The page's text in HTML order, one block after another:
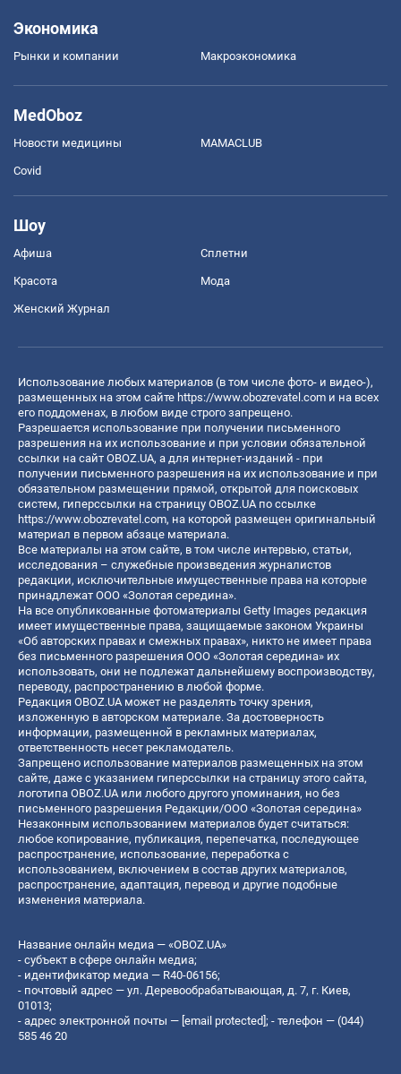
Экономика
Рынки и компании Mакроэкономика
MedOboz
Новости медицины MAMACLUB
Covid
Шоу
Афиша Сплетни
Красота Мода
Женский Журнал
Использование любых материалов (в том числе фото- и видео-),
размещенных на этом сайте https://www.obozrevatel.com и на всех
его поддоменах, в любом виде строго запрещено.
Разрешается использование при получении письменного
разрешения на их использование и при условии обязательной
ссылки на сайт OBOZ.UA, а для интернет-изданий - при
получении письменного разрешения на их использование и при
обязательном размещении прямой, открытой для поисковых
систем, гиперссылки на страницу OBOZ.UA по ссылке
https://www.obozrevatel.com, на которой размещен оригинальный
материал в первом абзаце материала.
Все материалы на этом сайте, в том числе интервью, статьи,
исследования – служебные произведения журналистов
редакции, исключительные имущественные права на которые
принадлежат ООО «Золотая середина».
На все опубликованные фотоматериалы Getty Images редакция
имеет имущественные права, защищаемые законом Украины
«Об авторских правах и смежных правах», никто не имеет права
без письменного разрешения ООО «Золотая середина» их
использовать, они не подлежат дальнейшему воспроизводству,
переводу, распространению в любой форме.
Редакция OBOZ.UA может не разделять точку зрения,
изложенную в авторском материале. За достоверность
информации, размещенной в рекламных материалах,
ответственность несет рекламодатель.
Запрещено использование материалов размещенных на этом
сайте, даже с указанием гиперссылки на страницу этого сайта,
логотипа OBOZ.UA или любого другого упоминания, но без
письменного разрешения Редакции/ООО «Золотая середина»
Незаконным использованием материалов будет считаться:
любое копирование, публикация, перепечатка, последующее
распространение, использование, переработка с
использованием, включением в состав других материалов,
распространение, адаптация, перевод и другие подобные
изменения материала.
Название онлайн медиа — «OBOZ.UA»
- субъект в сфере онлайн медиа;
- идентификатор медиа — R40-06156;
- почтовый адрес — ул. Деревообрабатывающая, д. 7, г. Киев,
01013;
- адрес электронной почты — [email protected] ; - телефон — (044)
585 46 20